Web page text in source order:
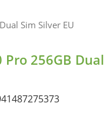
Sim Silver EU
256GB Dual